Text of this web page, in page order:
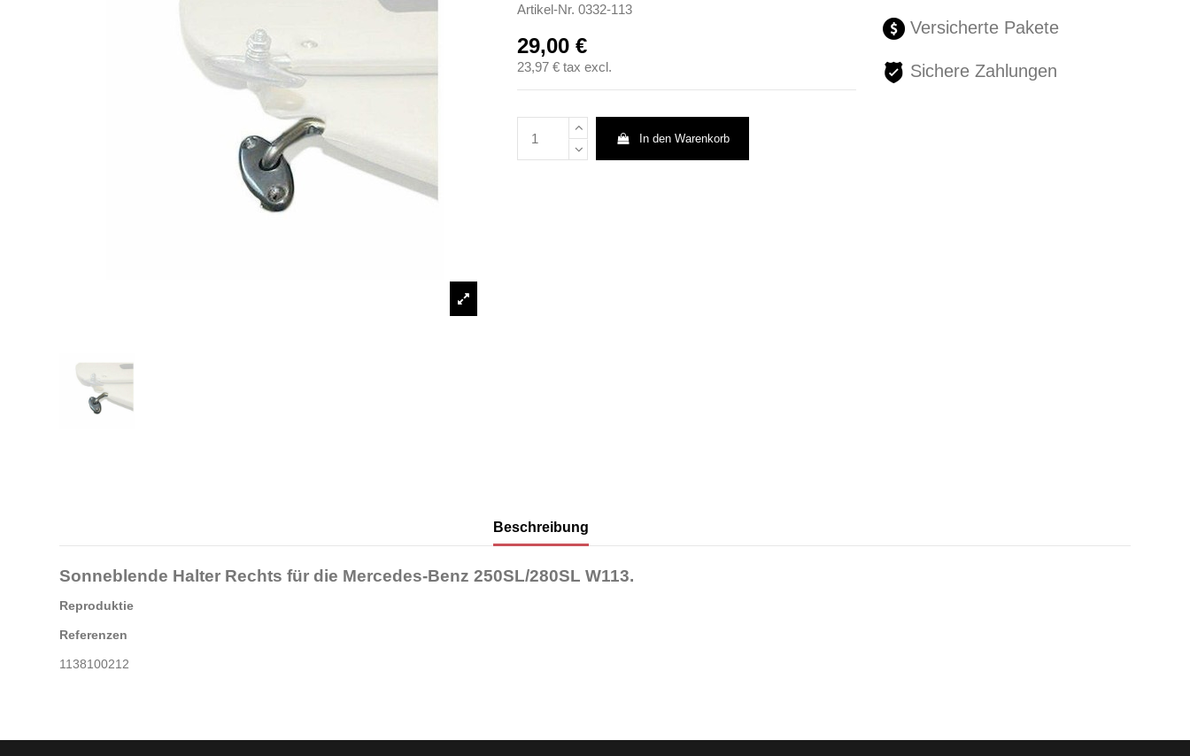
Artikel-Nr. 0332-113
29,00 €
23,97 € tax excl.
In den Warenkorb
Versicherte Pakete
Sichere Zahlungen
Beschreibung
Sonneblende Halter Rechts für die Mercedes-Benz 250SL/280SL W113.
Reproduktie
Referenzen
1138100212